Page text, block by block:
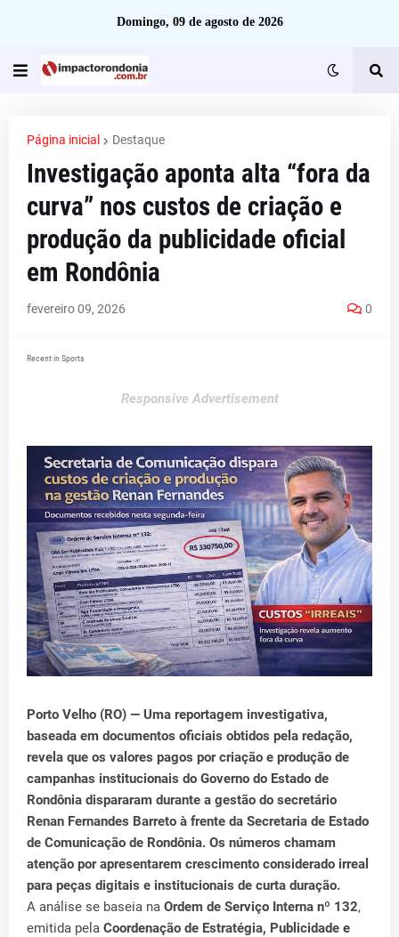
Domingo, 09 de agosto de 2026
Página inicial Destaque
Investigação aponta alta “fora da
curva” nos custos de criação e
produção da publicidade oficial
em Rondônia
fevereiro 09, 2026 0
Recent in Sports
Responsive Advertisement
Porto Velho (RO) — Uma reportagem investigativa,
baseada em documentos oficiais obtidos pela redação,
revela que os valores pagos por criação e produção de
campanhas institucionais do Governo do Estado de
Rondônia dispararam durante a gestão do secretário
Renan Fernandes Barreto à frente da Secretaria de Estado
de Comunicação de Rondônia. Os números chamam
atenção por apresentarem crescimento considerado irreal
para peças digitais e institucionais de curta duração.
A análise se baseia na Ordem de Serviço Interna nº 132,
emitida pela Coordenação de Estratégia, Publicidade e